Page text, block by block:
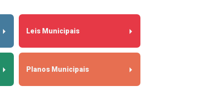
Leis Municipais
Planos Municipais